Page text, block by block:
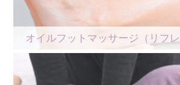
オイルフットマッサージ（リフレ